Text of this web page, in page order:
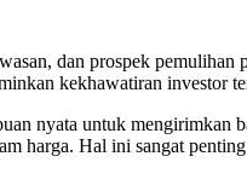
dan prospek
kekhawatiran investor
nyata untuk
harga. Hal ini sangat